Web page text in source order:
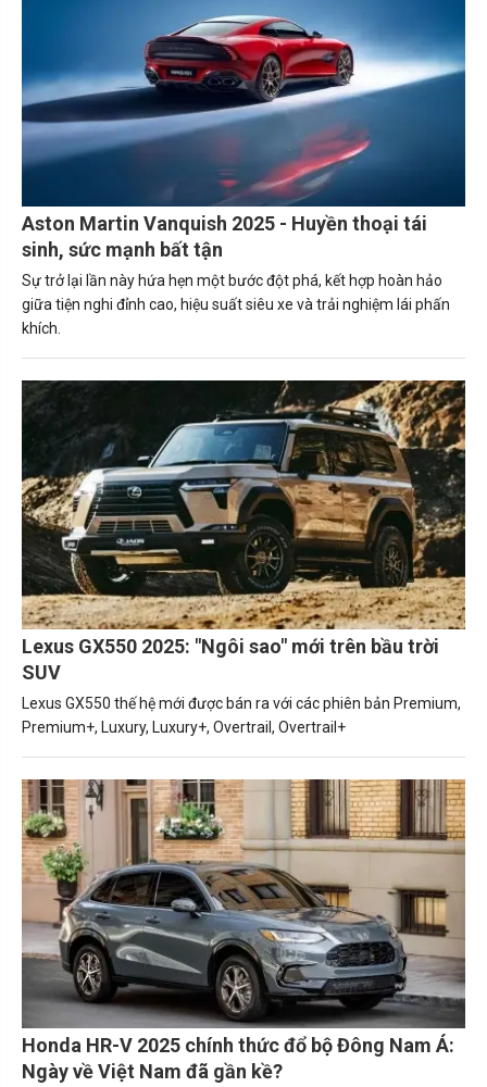
Aston Martin Vanquish 2025 - Huyền thoại tái
sinh, sức mạnh bất tận
Sự trở lại lần này hứa hẹn một bước đột phá, kết hợp hoàn hảo
giữa tiện nghi đỉnh cao, hiệu suất siêu xe và trải nghiệm lái phấn
khích.
Lexus GX550 2025: "Ngôi sao" mới trên bầu trời
SUV
Lexus GX550 thế hệ mới được bán ra với các phiên bản Premium,
Premium+, Luxury, Luxury+, Overtrail, Overtrail+
Honda HR-V 2025 chính thức đổ bộ Đông Nam Á:
Ngày về Việt Nam đã gần kề?